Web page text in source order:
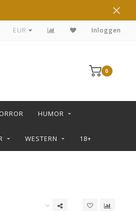
KOOP JE IN DE L SHOP
EUR Inloggen
0
HUMOR
WESTERN 18+